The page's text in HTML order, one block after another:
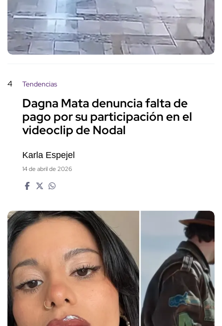
4 Tendencias
Dagna Mata denuncia falta de
pago por su participación en el
videoclip de Nodal
Karla Espejel
14 de abril de 2026